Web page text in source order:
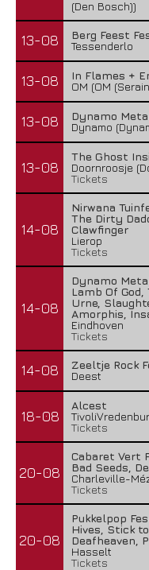
(Den Bosch))
13-08
Berg Feest
Tessenderlo
13-08
In Flames +
OM (OM
13-08
Dynamo
Dynamo
13-08
The Ghost
Doornroosje
Tickets
14-08
Nirwana
The Dirty
Clawfinger
Lierop
Tickets
14-08
Dynamo
Lamb Of
Urne,
Amorphis,
Eindhoven
Tickets
14-08
Zeeltje Rock
Deest
18-08
Alcest
Tickets
20-08
Cabaret Vert
Bad Seeds,
Charleville-
Tickets
20-08
Pukkelpop
Hives, Stick
Deafheaven,
Hasselt
Tickets